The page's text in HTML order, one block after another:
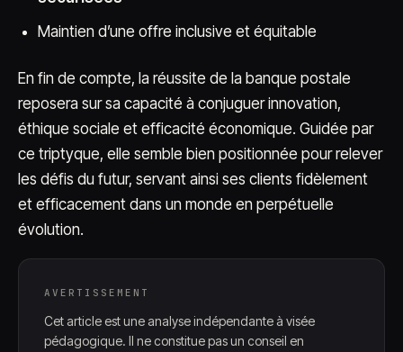
Maintien d’une offre inclusive et équitable
En fin de compte, la réussite de la banque postale
reposera sur sa capacité à conjuguer innovation,
éthique sociale et efficacité économique. Guidée par
ce triptyque, elle semble bien positionnée pour relever
les défis du futur, servant ainsi ses clients fidèlement
et efficacement dans un monde en perpétuelle
évolution.
AVERTISSEMENT
Cet article est une analyse indépendante à visée
pédagogique. Il ne constitue pas un conseil en